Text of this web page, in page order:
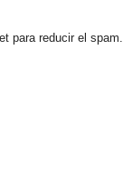
para reducir el spam.